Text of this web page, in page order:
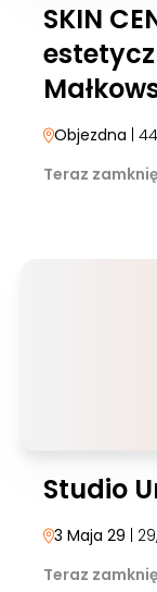
SKIN
Objezdna | 44
Teraz
Studio
3 Maja 29 | 29
Teraz